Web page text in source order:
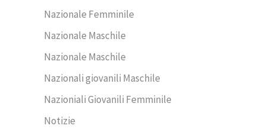
Nazionale Femminile
Nazionale Maschile
Nazionale Maschile
Nazionali giovanili Maschile
Nazioniali Giovanili Femminile
Notizie